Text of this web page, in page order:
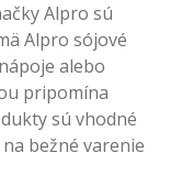
Alpro sú
Alpro sójové
alebo
pripomína
sú vhodné
bežné varenie